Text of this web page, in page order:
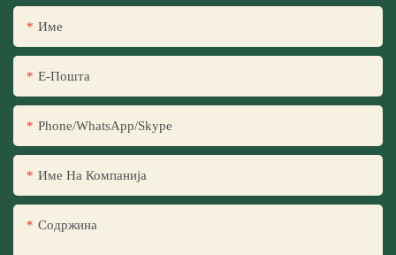
Име
Е-Пошта
Phone/WhatsApp/Skype
Име На Компанија
Содржина